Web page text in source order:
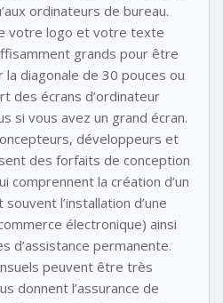
ordinateurs de bureau.
votre logo et votre texte
grands pour être
la diagonale de 30 pouces ou
des écrans d’ordinateur
si vous avez un grand écran.
développeurs et
des forfaits de conception
comprennent la création d’un
l’installation d’une
électronique) ainsi
d’assistance permanente.
peuvent être très
donnent l’assurance de